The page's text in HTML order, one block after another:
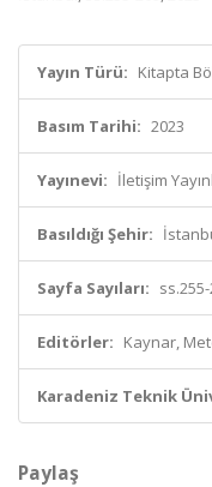
Yayın Türü: Kitapta
Basım Tarihi: 2023
Yayınevi: İletişim
Basıldığı Şehir:
Sayfa Sayıları:
Editörler: Kaynar,
Karadeniz Teknik
Paylaş